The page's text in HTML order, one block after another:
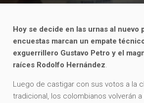
Hoy se decide en las urnas al nuevo
encuestas marcan un empate
exguerrillero Gustavo Petro y el
raíces Rodolfo Hernández.
Luego de castigar con sus votos a la
tradicional, los colombianos volverán a